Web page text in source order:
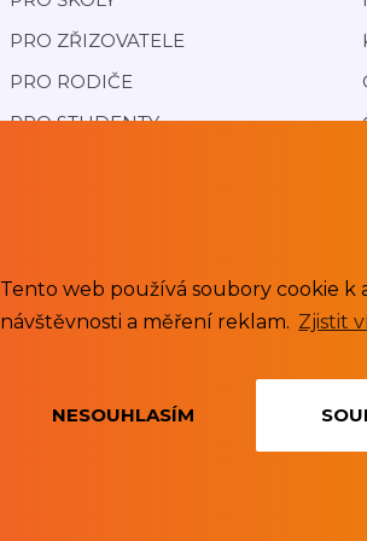
Tento web používá soubory cookie k
návštěvnosti a měření reklam. Zjistit
NESOUHLASÍM
PRO ZŘIZOVATELE
PRO RODIČE
PRO STUDENTY
JAK FINANCOVAT
KONTAKT